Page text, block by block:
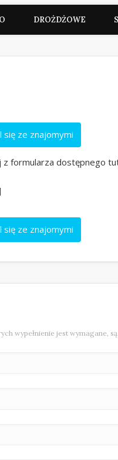
DROŻDŻOWE
się ze znajomymi
z formularza dostępnego
się ze znajomymi
wypełnienie jest wymagane,